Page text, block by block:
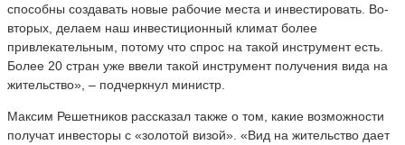
способны создавать новые рабочие места и инвестировать. Во-
вторых, делаем наш инвестиционный климат более
привлекательным, потому что спрос на такой инструмент есть.
Более 20 стран уже ввели такой инструмент получения вида на
жительство», – подчеркнул министр.
Максим Решетников рассказал также о том, какие возможности
получат инвесторы с «золотой визой». «Вид на жительство дает